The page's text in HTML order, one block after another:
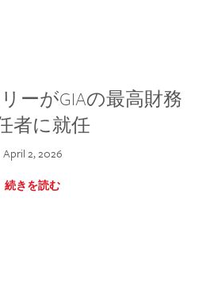
ーがGIAの最高財務
者に就任
April 2, 2026
続きを読む